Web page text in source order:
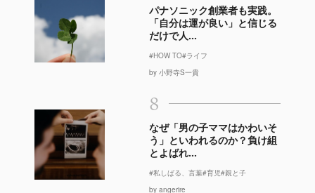
パナソニック創業者も実践。
「自分は運が良い」と信じる
だけで人...
#HOW TO#ライフ
by 小野寺S一貴
8
なぜ「男の子ママはかわいそ
う」といわれるのか？負け組
とよばれ...
#私しばる、言葉#育児#親と子
by angerire